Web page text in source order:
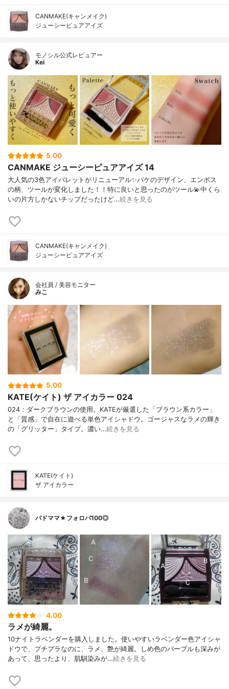
CANMAKE(キャンメイク)
ジューシーピュアアイズ
モノシル公式レビュアー
Kei
5.00
CANMAKE ジューシーピュアアイズ 14
大人気の3色アイパレットがリニューアル✨パケのデザイン、エンボス
の柄、ツールが変化しました！！特に良いと思ったのがツール💫中くら
いの片方しかないチップだったけど…続きを見る
CANMAKE(キャンメイク)
ジューシーピュアアイズ
会社員 / 美容モニター
みこ
5.00
KATE(ケイト) ザ アイカラー 024
024：ダークブラウンの使用。KATEが厳選した「ブラウン系カラー」
と「質感」で自在に遊べる単色アイシャドウ。ゴージャスなラメの輝き
の「グリッター」タイプ。濃い…続きを見る
KATE(ケイト)
ザ アイカラー
バドママ★フォロバ100◎
4.00
ラメが綺麗。
10ナイトラベンダーを購入しました。使いやすいラベンダー色アイシャ
ドウで、プチプラなのに、ラメ、艶が綺麗。しめ色のパープルも深みが
あって、思ったより、肌馴染みが…続きを見る